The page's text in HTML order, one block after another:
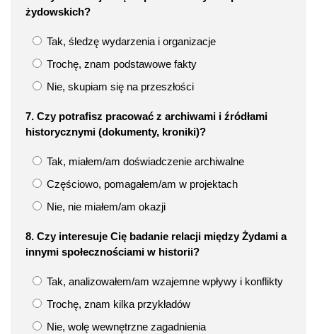
żydowskich?
Tak, śledzę wydarzenia i organizacje
Trochę, znam podstawowe fakty
Nie, skupiam się na przeszłości
7. Czy potrafisz pracować z archiwami i źródłami
historycznymi (dokumenty, kroniki)?
Tak, miałem/am doświadczenie archiwalne
Częściowo, pomagałem/am w projektach
Nie, nie miałem/am okazji
8. Czy interesuje Cię badanie relacji między Żydami a
innymi społecznościami w historii?
Tak, analizowałem/am wzajemne wpływy i konflikty
Trochę, znam kilka przykładów
Nie, wolę wewnętrzne zagadnienia